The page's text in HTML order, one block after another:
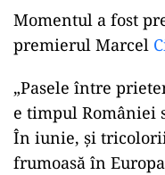
Momentul a fost
premierul Marcel
„Pasele între
e timpul României
În iunie, și
frumoasă în